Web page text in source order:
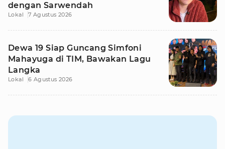
dengan Sarwendah
Lokal 7 Agustus 2026
Dewa 19 Siap Guncang Simfoni
Mahayuga di TIM, Bawakan Lagu
Langka
Lokal 6 Agustus 2026